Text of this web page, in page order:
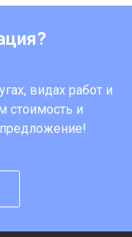
видах работ и
стоимость и